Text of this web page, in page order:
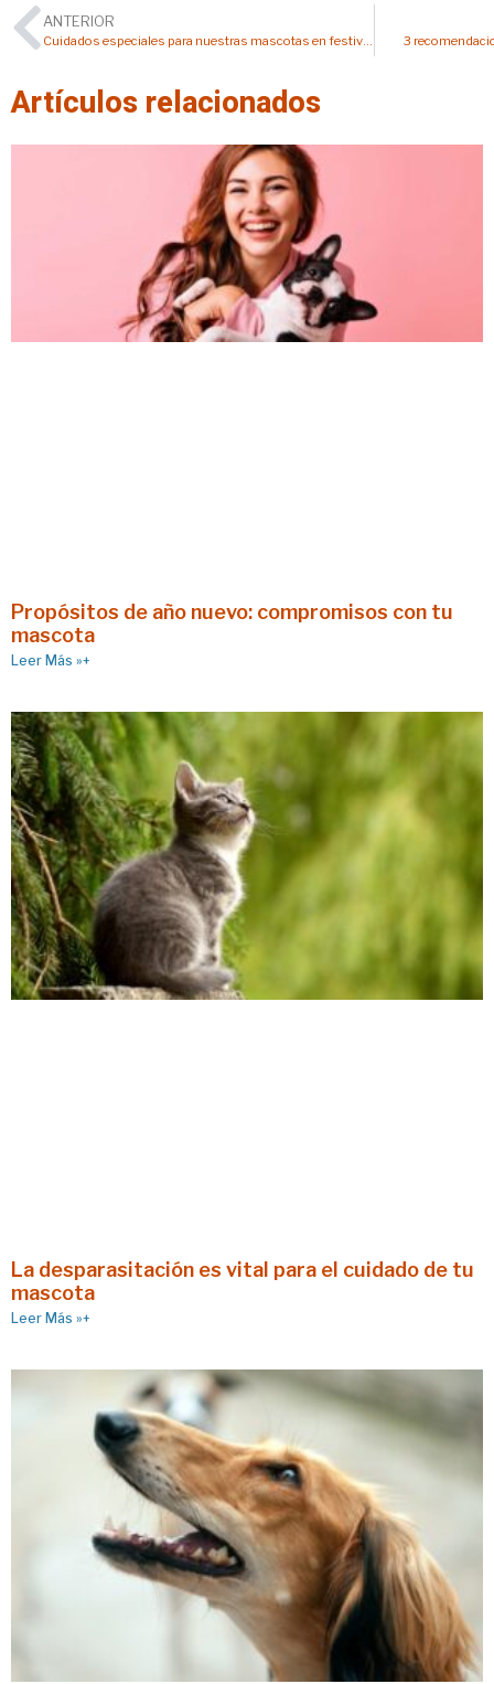
ANTERIOR
Cuidados especiales para nuestras mascotas en festividades 3
Artículos relacionados
Propósitos de año nuevo: compromisos con tu
mascota
Leer Más »+
La desparasitación es vital para el cuidado de tu
mascota
Leer Más »+